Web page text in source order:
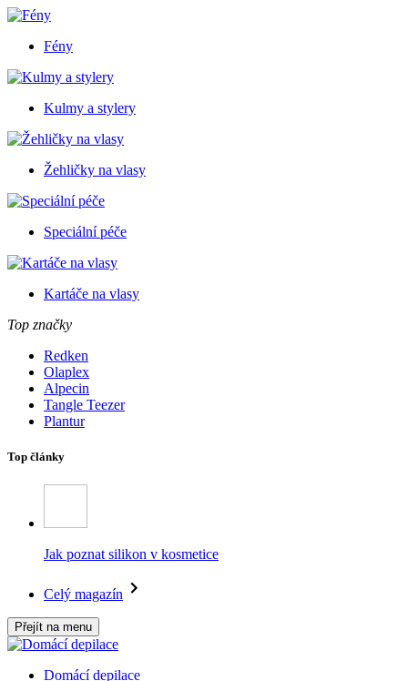
Fény
Kulmy a stylery
Žehličky na vlasy
Speciální péče
Kartáče na vlasy
Top značky
Redken
Olaplex
Alpecin
Tangle Teezer
Plantur
Top články
Jak poznat silikon v kosmetice
Celý magazín
Přejít na menu
Domácí depilace